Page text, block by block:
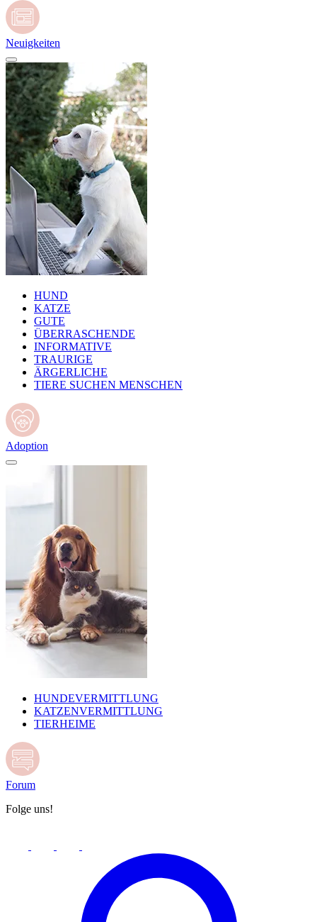
Neuigkeiten
HUND
KATZE
GUTE
ÜBERRASCHENDE
INFORMATIVE
TRAURIGE
ÄRGERLICHE
TIERE SUCHEN MENSCHEN
Adoption
HUNDEVERMITTLUNG
KATZENVERMITTLUNG
TIERHEIME
Forum
Folge uns!